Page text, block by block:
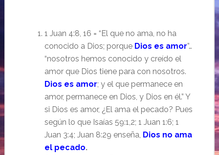
1 Juan 4:8, 16 = “El que no ama, no ha
conocido a Dios; porque Dios es amor”…
“nosotros hemos conocido y creído el
amor que Dios tiene para con nosotros.
Dios es amor; y el que permanece en
amor, permanece en Dios, y Dios en él.” Y
si Dios es amor, ¿El ama el pecado? Pues
según lo que Isaías 59:1,2; 1 Juan 1:6; 1
Juan 3:4; Juan 8:29 enseña, Dios no ama
el pecado.